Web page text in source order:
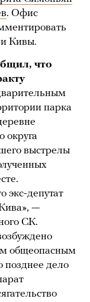
. Офис
Кивы.
что
парка
округа
выстрелы
экс-депутат
—
СК.
общеопасным
позднее дело